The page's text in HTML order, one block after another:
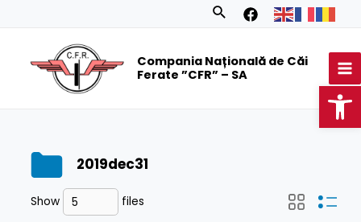
Search
Compania Națională de Căi
Ferate ”CFR” – SA
2019dec31
Show files